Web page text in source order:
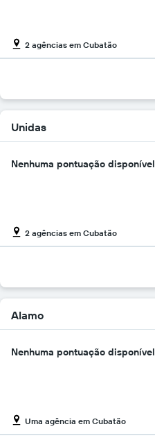
gráfico
tem
Y
exibindo
o
preço
barato
para
as
2 agências em Cubatão
Unidas
Nenhuma pontuação disponível
2 agências em Cubatão
Alamo
Nenhuma pontuação disponível
Uma agência em Cubatão